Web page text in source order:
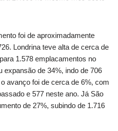
foi de aproximadamente
Londrina teve alta de cerca de
1.578 emplacamentos no
expansão de 34%, indo de 706
avanço foi de cerca de 6%, com
e 577 neste ano. Já São
de 27%, subindo de 1.716